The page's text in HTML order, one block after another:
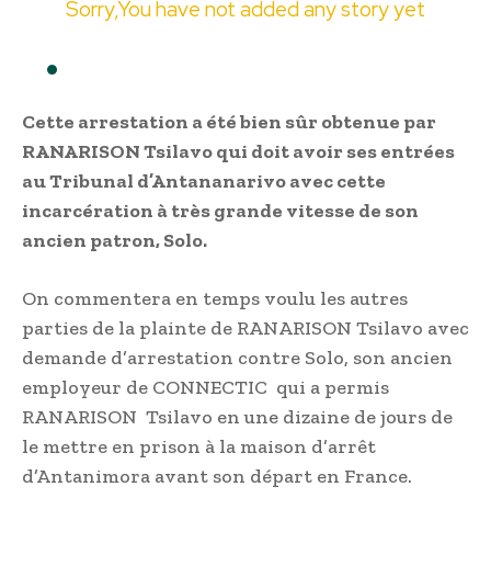
Sorry,You have not added any story yet
Cette arrestation a été bien sûr obtenue par
RANARISON Tsilavo qui doit avoir ses entrées
au Tribunal d’Antananarivo avec cette
incarcération à très grande vitesse de son
ancien patron, Solo.
On commentera en temps voulu les autres
parties de la plainte de RANARISON Tsilavo avec
demande d’arrestation contre Solo, son ancien
employeur de CONNECTIC qui a permis
RANARISON Tsilavo en une dizaine de jours de
le mettre en prison à la maison d’arrêt
d’Antanimora avant son départ en France.